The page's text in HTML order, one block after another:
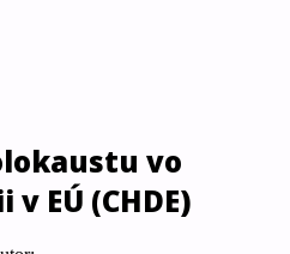
vo
EÚ (CHDE)